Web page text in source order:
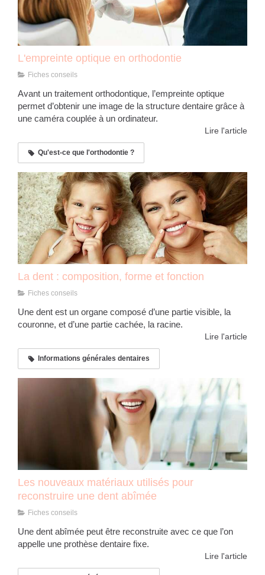
L'empreinte optique en orthodontie
Fiches conseils
Avant un traitement orthodontique, l’empreinte optique
permet d’obtenir une image de la structure dentaire grâce à
une caméra couplée à un ordinateur.
Lire l'article
Qu'est-ce que l'orthodontie ?
La dent : composition, forme et fonction
Fiches conseils
Une dent est un organe composé d’une partie visible, la
couronne, et d’une partie cachée, la racine.
Lire l'article
Informations générales dentaires
Les nouveaux matériaux utilisés pour
reconstruire une dent abîmée
Fiches conseils
Une dent abîmée peut être reconstruite avec ce que l’on
appelle une prothèse dentaire fixe.
Lire l'article